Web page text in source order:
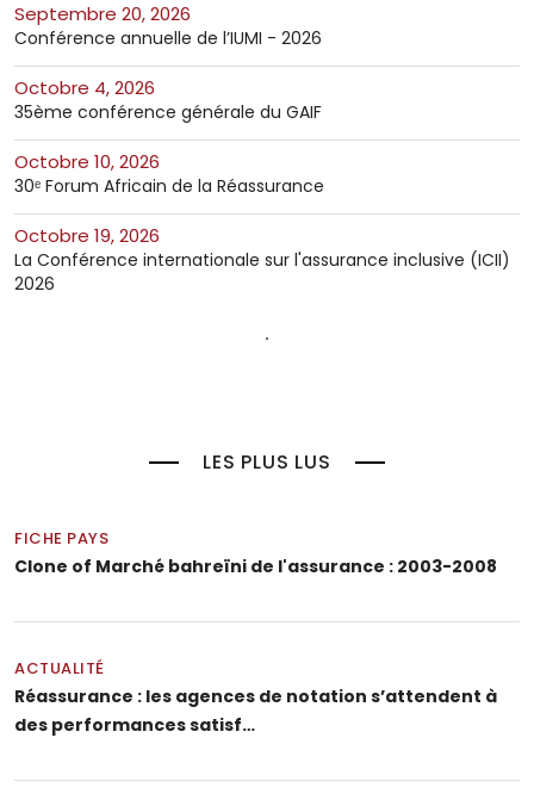
septembre 20, 2026
Conférence annuelle de l’IUMI - 2026
octobre 4, 2026
35ème conférence générale du GAIF
octobre 10, 2026
30ᵉ Forum Africain de la Réassurance
octobre 19, 2026
La Conférence internationale sur l'assurance inclusive (ICII)
2026
LES PLUS LUS
FICHE PAYS
Clone of Marché bahreïni de l'assurance : 2003-2008
ACTUALITÉ
Réassurance : les agences de notation s’attendent à
des performances satisf…